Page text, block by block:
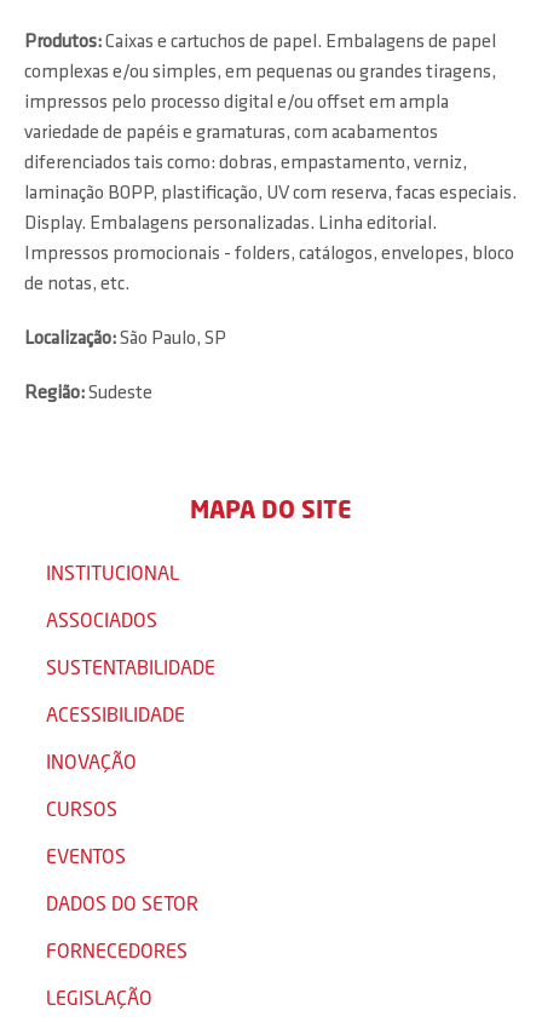
Produtos:Caixas e cartuchos de papel. Embalagens de papel
complexas e/ou simples, em pequenas ou grandes tiragens,
impressos pelo processo digital e/ou offset em ampla
variedade de papéis e gramaturas, com acabamentos
diferenciados tais como: dobras, empastamento, verniz,
laminação BOPP, plastificação, UV com reserva, facas especiais.
Display. Embalagens personalizadas. Linha editorial.
Impressos promocionais - folders, catálogos, envelopes, bloco
de notas, etc.
Localização:São Paulo, SP
Região:Sudeste
MAPA DO SITE
INSTITUCIONAL
ASSOCIADOS
SUSTENTABILIDADE
ACESSIBILIDADE
INOVAÇÃO
CURSOS
EVENTOS
DADOS DO SETOR
FORNECEDORES
LEGISLAÇÃO